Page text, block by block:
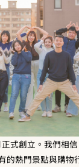
式創立。我們相
的熱門景點與購物